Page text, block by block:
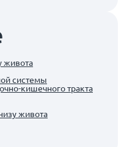
живота
системы
кишечного тракта
живота